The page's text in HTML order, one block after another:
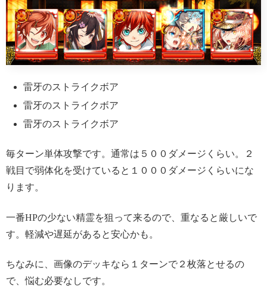
雷牙のストライクボア
雷牙のストライクボア
雷牙のストライクボア
毎ターン単体攻撃です。通常は５００ダメージくらい。２
戦目で弱体化を受けていると１０００ダメージくらいにな
ります。
一番HPの少ない精霊を狙って来るので、重なると厳しいで
す。軽減や遅延があると安心かも。
ちなみに、画像のデッキなら１ターンで２枚落とせるの
で、悩む必要なしです。